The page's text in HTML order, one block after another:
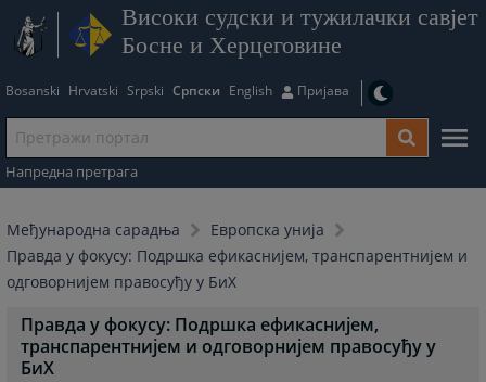
Високи судски и тужилачки савјет
Босне и Херцеговине
Bosanski Hrvatski Srpski Српски English Пријава
Напредна претрага
Међународна сарадња
Европска унија
Правда у фокусу: Подршка ефикаснијем, транспарентнијем и
одговорнијем правосуђу у БиХ
Правда у фокусу: Подршка ефикаснијем,
транспарентнијем и одговорнијем правосуђу у
БиХ